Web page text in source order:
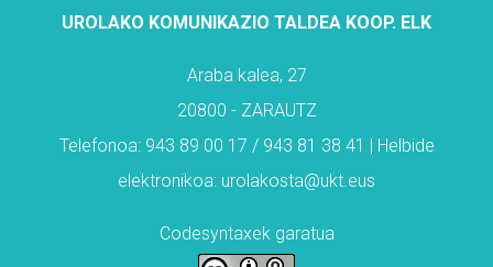
UROLAKO KOMUNIKAZIO TALDEA KOOP. ELK
Araba kalea, 27
20800 - ZARAUTZ
Telefonoa: 943 89 00 17 / 943 81 38 41 | Helbide
elektronikoa: urolakosta@ukt.eus
Codesyntaxek garatua